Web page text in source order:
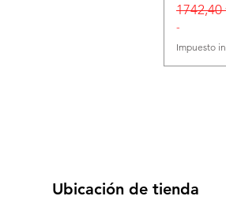
Precio
1742,40
-
Impuesto
Ubicación de tienda